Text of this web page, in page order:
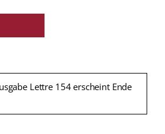
Lettre 154 erscheint Ende